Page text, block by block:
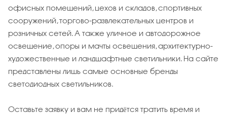
офисных помещений, цехов и складов, спортивных
сооружений, торгово-развлекательных центров и
розничных сетей. А также уличное и автодорожное
освещение, опоры и мачты освещения, архитектурно-
художественные и ландшафтные светильники. На сайте
представлены лишь самые основные бренды
светодиодных светильников.
Оставьте заявку и вам не придётся тратить время и